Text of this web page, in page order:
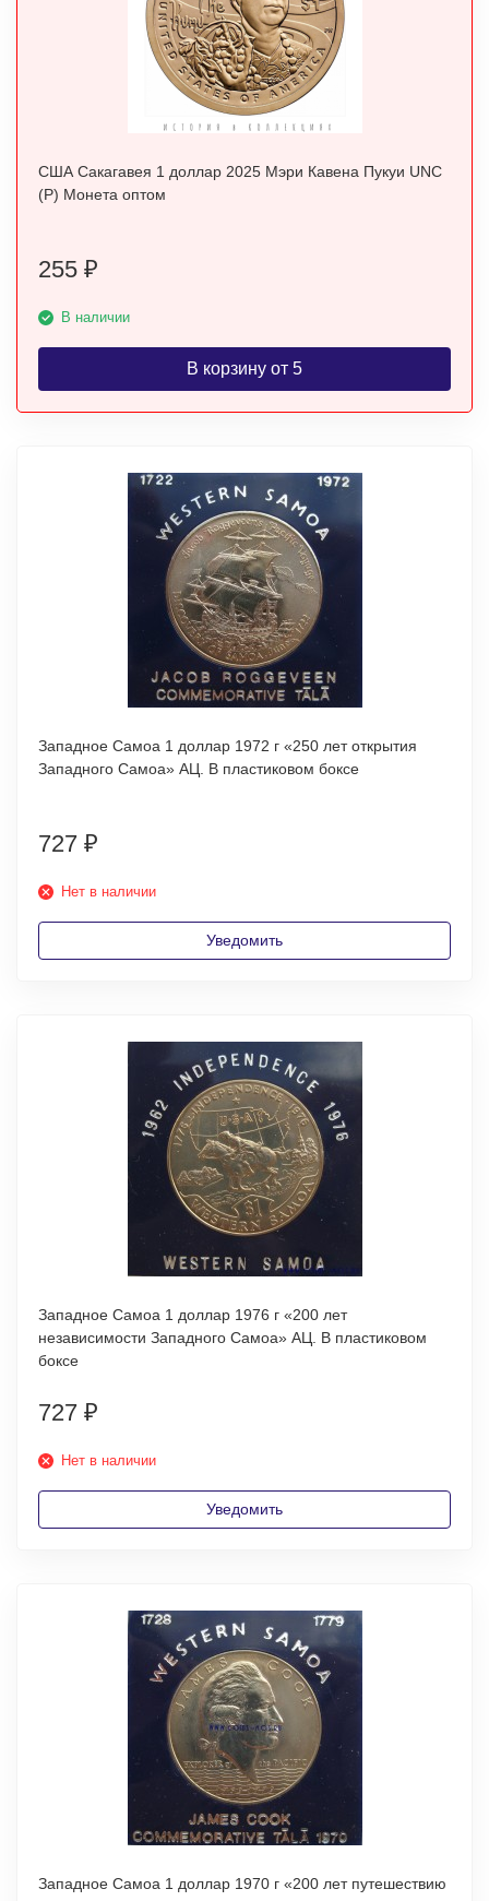
США Сакагавея 1 доллар 2025 Мэри Кавена Пукуи UNC
(P) Монета оптом
255 ₽
В наличии
В корзину от 5
Западное Самоа 1 доллар 1972 г «250 лет открытия
Западного Самоа» АЦ. В пластиковом боксе
727 ₽
Нет в наличии
Уведомить
Западное Самоа 1 доллар 1976 г «200 лет
независимости Западного Самоа» АЦ. В пластиковом
боксе
727 ₽
Нет в наличии
Уведомить
Западное Самоа 1 доллар 1970 г «200 лет путешествию